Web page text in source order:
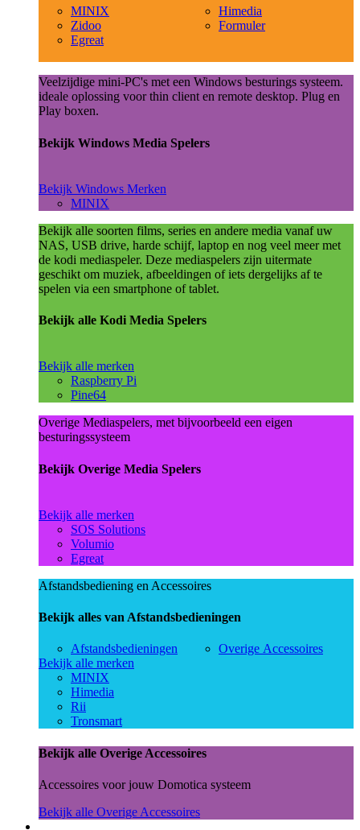
MINIX
Zidoo
Egreat
Himedia
Formuler
Veelzijdige mini-PC's met een Windows besturings systeem.
ideale oplossing voor thin client en remote desktop. Plug en
Play boxen.
Bekijk Windows Media Spelers
Bekijk Windows Merken
MINIX
Bekijk alle soorten films, series en andere media vanaf uw
NAS, USB drive, harde schijf, laptop en nog veel meer met
de kodi mediaspeler. Deze mediaspelers zijn uitermate
geschikt om muziek, afbeeldingen of iets dergelijks af te
spelen via een smartphone of tablet.
Bekijk alle Kodi Media Spelers
Bekijk alle merken
Raspberry Pi
Pine64
Overige Mediaspelers, met bijvoorbeeld een eigen
besturingssysteem
Bekijk Overige Media Spelers
Bekijk alle merken
SOS Solutions
Volumio
Egreat
Afstandsbediening en Accessoires
Bekijk alles van Afstandsbedieningen
Afstandsbedieningen
Overige Accessoires
Bekijk alle merken
MINIX
Himedia
Rii
Tronsmart
Bekijk alle Overige Accessoires
Accessoires voor jouw Domotica systeem
Bekijk alle Overige Accessoires